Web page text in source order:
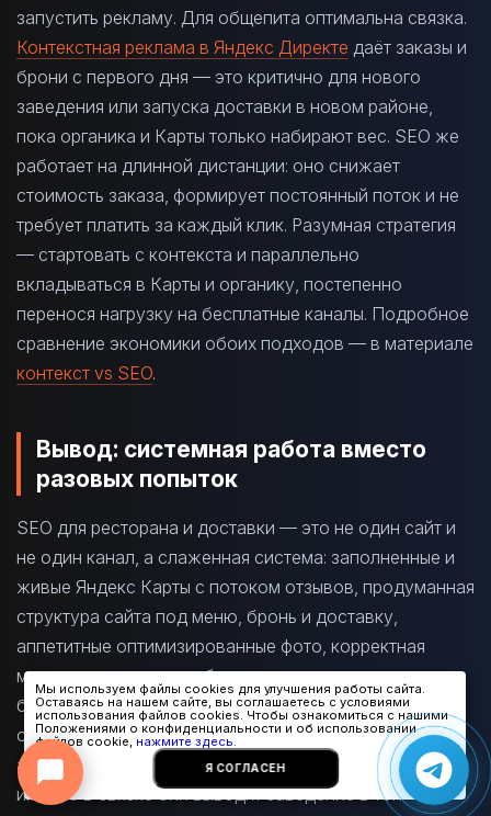
запустить рекламу. Для общепита оптимальна связка.
Контекстная реклама в Яндекс Директе даёт заказы и
брони с первого дня — это критично для нового
заведения или запуска доставки в новом районе,
пока органика и Карты только набирают вес. SEO же
работает на длинной дистанции: оно снижает
стоимость заказа, формирует постоянный поток и не
требует платить за каждый клик. Разумная стратегия
— стартовать с контекста и параллельно
вкладываться в Карты и органику, постепенно
перенося нагрузку на бесплатные каналы. Подробное
сравнение экономики обоих подходов — в материале
контекст vs SEO.
Вывод: системная работа вместо
разовых попыток
SEO для ресторана и доставки — это не один сайт и
не один канал, а слаженная система: заполненные и
живые Яндекс Карты с потоком отзывов, продуманная
структура сайта под меню, бронь и доставку,
аппетитные оптимизированные фото, корректная
микроразметка, проработанная семантика по кухне,
блюдам и гео, отдельные посадочные под районы и
собственный канал, который отбивает гостя у
агрегаторов. Каждый элемент усиливает остальные, и
именно в связке они выводят заведение в топ
Мы используем файлы cookies для улучшения работы сайта.
Оставаясь на нашем сайте, вы соглашаетесь с условиями
использования файлов cookies. Чтобы ознакомиться с нашими
Положениями о конфиденциальности и об использовании
файлов cookie, нажмите здесь.
Я СОГЛАСЕН
Онлайн-консультант
● онлайн